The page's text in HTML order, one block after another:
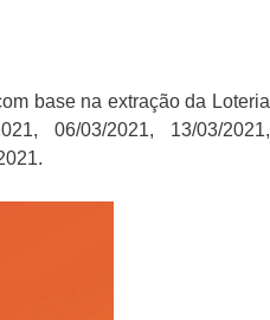
base na extração da Loteria
06/03/2021, 13/03/2021,